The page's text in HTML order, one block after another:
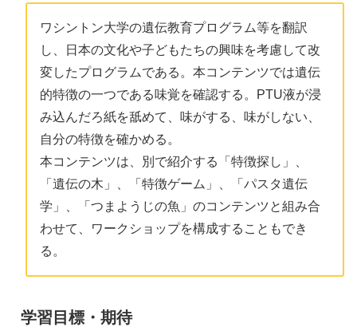
ワシントン大学の遺伝教育プログラム等を翻訳
し、日本の文化や子どもたちの興味を考慮して改
変したプログラムである。本コンテンツでは遺伝
的特徴の一つである味覚を確認する。PTU液が浸
み込んだろ紙を舐めて、味がする、味がしない、
自分の特徴を確かめる。
本コンテンツは、別で紹介する「特徴探し」、
「遺伝の木」、「特徴ゲーム」、「パスタ遺伝
学」、「つまようじの魚」のコンテンツと組み合
わせて、ワークショップを構成することもでき
る。
学習目標・期待